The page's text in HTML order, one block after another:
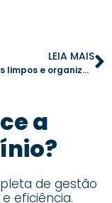
LEIA MAIS
Ambientes limpos e organizados: soluções para um condomínio impecável
a
de gestão
eficiência.